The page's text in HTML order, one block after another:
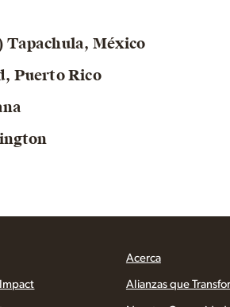
Tapachula, México
Puerto Rico
Acerca
Alianzas que